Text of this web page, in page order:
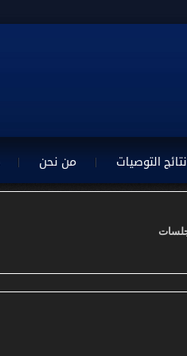
نتائج التوصيات من نحن